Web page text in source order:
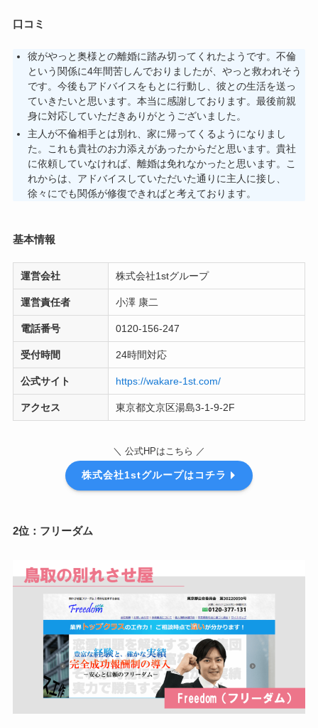
口コミ
彼がやっと奥様との離婚に踏み切ってくれたようです。不倫
という関係に4年間苦しんでおりましたが、やっと救われそう
です。今後もアドバイスをもとに行動し、彼との生活を送っ
ていきたいと思います。本当に感謝しております。最後前親
身に対応していただきありがとうございました。
主人が不倫相手とは別れ、家に帰ってくるようになりまし
た。これも貴社のお力添えがあったからだと思います。貴社
に依頼していなければ、離婚は免れなかったと思います。こ
れからは、アドバイスしていただいた通りに主人に接し、
徐々にでも関係が修復できればと考えております。
基本情報
運営会社 株式会社1stグループ
運営責任者 小澤 康二
電話番号 0120-156-247
受付時間 24時間対応
公式サイト https://wakare-1st.com/
アクセス 東京都文京区湯島3-1-9-2F
＼ 公式HPはこちら ／
株式会社1stグループはコチラ
2位：フリーダム